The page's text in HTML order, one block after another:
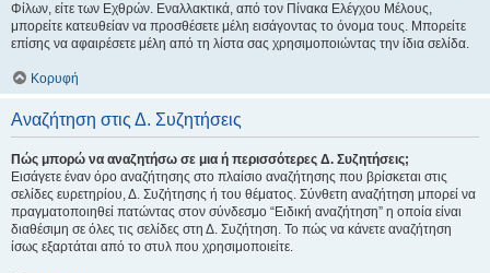
Φίλων, είτε των Εχθρών. Εναλλακτικά, από τον Πίνακα Ελέγχου Μέλους,
μπορείτε κατευθείαν να προσθέσετε μέλη εισάγοντας το όνομα τους. Μπορείτε
επίσης να αφαιρέσετε μέλη από τη λίστα σας χρησιμοποιώντας την ίδια σελίδα.
Κορυφή
Αναζήτηση στις Δ. Συζητήσεις
Πώς μπορώ να αναζητήσω σε μια ή περισσότερες Δ. Συζητήσεις;
Εισάγετε έναν όρο αναζήτησης στο πλαίσιο αναζήτησης που βρίσκεται στις
σελίδες ευρετηρίου, Δ. Συζήτησης ή του θέματος. Σύνθετη αναζήτηση μπορεί να
πραγματοποιηθεί πατώντας στον σύνδεσμο “Ειδική αναζήτηση” η οποία είναι
διαθέσιμη σε όλες τις σελίδες στη Δ. Συζήτηση. Το πώς να κάνετε αναζήτηση
ίσως εξαρτάται από το στυλ που χρησιμοποιείτε.